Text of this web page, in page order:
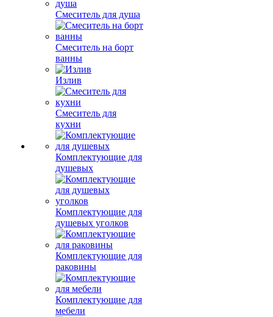
Смеситель для душа
Смеситель на борт
ванны
Излив
Смеситель для
кухни
Комплектующие для
душевых
Комплектующие для
душевых уголков
Комплектующие для
раковины
Комплектующие для
мебели